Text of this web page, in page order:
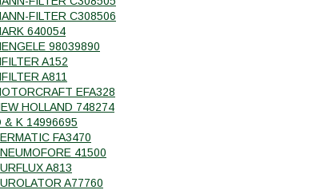
FILTER C308506
640054
98039890
A152
A811
EFA328
HOLLAND 748274
& K 14996695
FA3470
41500
A813
A77760